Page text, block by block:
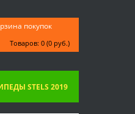
покупок
Товаров: 0 (0 руб.)
STELS 2019